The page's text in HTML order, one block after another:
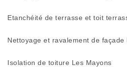
Etanchéité de terrasse et toit
Nettoyage et ravalement de façade
Isolation de toiture Les Mayons